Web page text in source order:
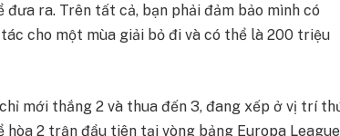
ra. Trên tất cả, bạn phải đảm bảo mình có
cho một mùa giải bỏ đi và có thể là 200 triệu
mới thắng 2 và thua đến 3, đang xếp ở vị trí
2 trận đầu tiên tại vòng bảng Europa